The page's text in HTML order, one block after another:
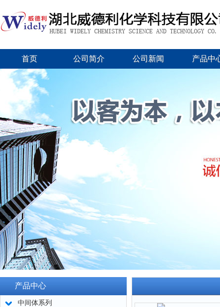
首页 公司简介 公司新闻 产品中
产品中心
中间体系列